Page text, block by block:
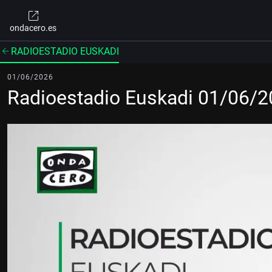
ondacero.es
RADIOESTADIO EUSKADI
01/06/2026
Radioestadio Euskadi 01/06/